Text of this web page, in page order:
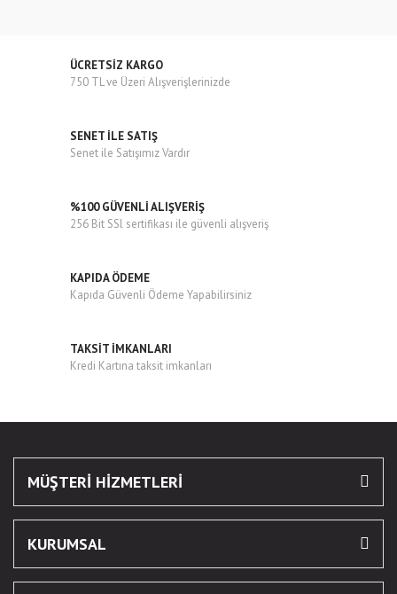
ÜCRETSİZ KARGO
750 TL ve Üzeri Alışverişlerinizde
SENET İLE SATIŞ
Senet ile Satışımız Vardır
%100 GÜVENLİ ALIŞVERİŞ
256 Bit SSl sertifikası ile güvenli alışveriş
KAPIDA ÖDEME
Kapıda Güvenli Ödeme Yapabilirsiniz
TAKSİT İMKANLARI
Kredi Kartına taksit imkanları
MÜŞTERİ HİZMETLERİ
KURUMSAL